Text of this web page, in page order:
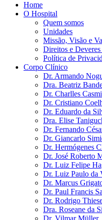
Home
O Hospital
Quem somos
Unidades
Missão, Visão e
Direitos e Deveres
Política de
Corpo Clínico
Dr. Armando
Dra. Beatriz
Dr. Charlles
Dr. Cristiano
Dr. Eduardo da
Dra. Elise
Dr. Fernando
Dr. Giancarlo
Dr. Hermógenes
Dr. José Roberto
Dr. Luiz Felipe
Dr. Luiz Paulo da
Dr. Marcus
Dr. Paul Francis
Dr. Rodrigo
Dra. Roseane da
Dr. Vilmar Müller